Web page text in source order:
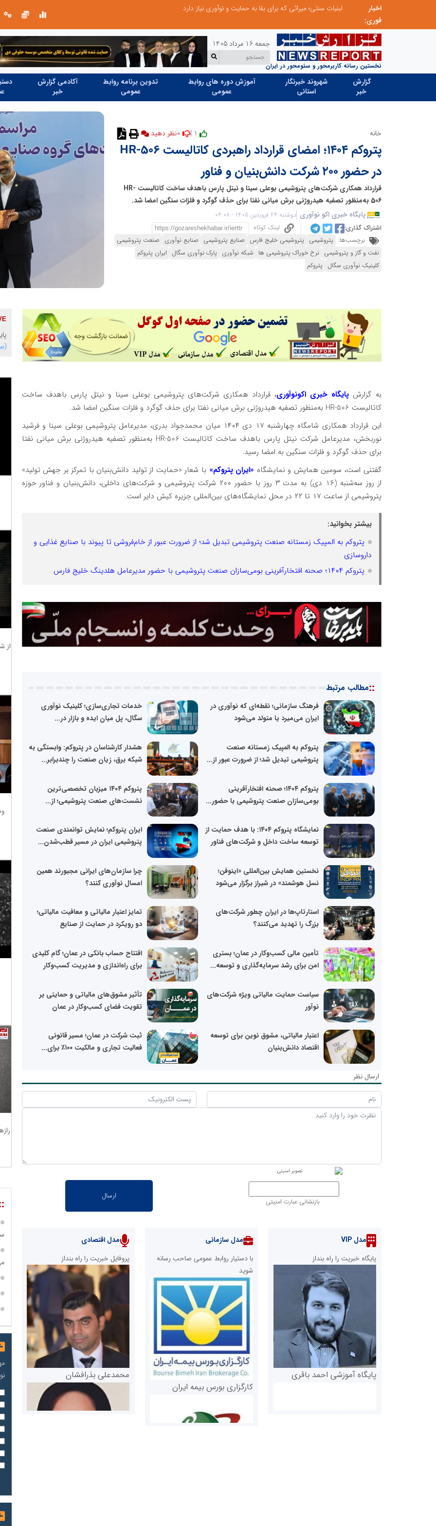
اخبار
فوری:
لبنیات سنتی؛ میراثی که برای بقا به حمایت و نوآوری نیاز دارد
نخستین رسانه کاربرمحور و سئومحور در ایران
جمعه 16 مرداد 1405
گزارش
خبر
شهروند خبرنگار
استانی
آموزش دوره های روابط
عمومی
تدوین برنامه روابط
عمومی
آکادمی گزارش
خبر
خانه نظر دهید
پتروکم ۱۴۰۴؛ امضای قرارداد راهبردی کاتالیست HR-506
در حضور ۲۰۰ شرکت دانش‌بنیان و فناور
قرارداد همکاری شرکت‌های پتروشیمی بوعلی سینا و نیتل پارس باهدف ساخت کاتالیست HR-
506 به‌منظور تصفیه هیدروژنی برش میانی نفتا برای حذف گوگرد و فلزات سنگین امضا شد.
پایگاه خبری اکو نوآوری دوشنبه 24 فروردین 1405 - 04:08
اشتراک گذاری:
لینک کوتاه
برچسب‌ها: پتروشیمی پتروشیمی خلیج فارس صنایع پتروشیمی صنایع نوآوری صنعت پتروشیمی
نفت و گاز و پتروشیمی نرخ خوراک پتروشیمی ها شبکه نوآوری پارک نوآوری سگال ایران پتروکم
کلینیک نوآوری سگال پتروکم
به گزارش پایگاه خبری اکونوآوری، قرارداد همکاری شرکت‌های پتروشیمی بوعلی سینا و نیتل پارس باهدف ساخت
کاتالیست HR-506 به‌منظور تصفیه هیدروژنی برش میانی نفتا برای حذف گوگرد و فلزات سنگین امضا شد.
این قرارداد همکاری شامگاه چهارشنبه ۱۷ دی ۱۴۰۴ میان محمدجواد بدری، مدیرعامل پتروشیمی بوعلی سینا و فرشید
نوربخش، مدیرعامل شرکت نیتل پارس باهدف ساخت کاتالیست HR-506 به‌منظور تصفیه هیدروژنی برش میانی نفتا
برای حذف گوگرد و فلزات سنگین به امضا رسید.
گفتنی است، سومین همایش و نمایشگاه «ایران پتروکم» با شعار «حمایت از تولید دانش‌بنیان با تمرکز بر جهش تولید»
از روز سه‌شنبه (۱۶ دی) به مدت ۳ روز با حضور ۲۰۰ شرکت پتروشیمی و شرکت‌های داخلی، دانش‌بنیان و فناور حوزه
پتروشیمی از ساعت ۱۷ تا ۲۲ در محل نمایشگاه‌های بین‌المللی جزیره کیش دایر است.
بیشتر بخوانید:
پتروکم به المپیک زمستانه صنعت پتروشیمی تبدیل شد؛ از ضرورت عبور از خام‌فروشی تا پیوند با صنایع غذایی و
داروسازی
پتروکم ۱۴۰۴؛ صحنه افتخارآفرینی بومی‌سازان صنعت پتروشیمی با حضور مدیرعامل هلدینگ خلیج فارس
::مطالب مرتبط
فرهنگ سازمانی؛ نقطه‌ای که نوآوری در
ایران می‌میرد یا متولد می‌شود
خدمات تجاری‌سازی؛ کلینیک نوآوری
سگال، پل میان ایده و بازار در...
پتروکم به المپیک زمستانه صنعت
پتروشیمی تبدیل شد؛ از ضرورت عبور از...
هشدار کارشناسان در پتروکم: وابستگی به
شبکه برق، زیان صنعت را چندبرابر...
پتروکم ۱۴۰۴؛ صحنه افتخارآفرینی
بومی‌سازان صنعت پتروشیمی با حضور...
پتروکم ۱۴۰۴ میزبان تخصصی‌ترین
نشست‌های صنعت پتروشیمی؛ از...
نمایشگاه پتروکم ۱۴۰۴: با هدف حمایت از
توسعه ساخت داخل و شرکت‌های فناور
ایران پتروکم؛ نمایش توانمندی صنعت
پتروشیمی ایران در مسیر قطب‌شدن...
نخستین همایش بین‌المللی «اینوفن؛
نسل هوشمند» در شیراز برگزار می‌شود
چرا سازمان‌های ایرانی مجبورند همین
امسال نوآوری کنند؟
استارتاپ‌ها در ایران چطور شرکت‌های
بزرگ را تهدید می‌کنند؟
تمایز اعتبار مالیاتی و معافیت مالیاتی؛
دو رویکرد در حمایت از صنایع
تأمین مالی کسب‌وکار در عمان؛ بستری
امن برای رشد سرمایه‌گذاری و توسعه...
افتتاح حساب بانکی در عمان؛ گام کلیدی
برای راه‌اندازی و مدیریت کسب‌وکار
سیاست حمایت مالیاتی ویژه شرکت‌های
نوآور
تأثیر مشوق‌های مالیاتی و حمایتی بر
تقویت فضای کسب‌وکار در عمان
اعتبار مالیاتی، مشوق نوین برای توسعه
اقتصاد دانش‌بنیان
ثبت شرکت در عمان؛ مسیر قانونی
فعالیت تجاری و مالکیت ۱۰۰٪ برای...
ارسال نظر
بازنشانی عبارت امنیتی
مدل VIP
پایگاه خبریت را راه بنداز
پایگاه آموزشی احمد باقری
مدل سازمانی
با دستیار روابط عمومی صاحب رسانه
شوید
کارگزاری بورس بیمه ایران
مدل اقتصادی
پروفایل خبریت را راه بنداز
محمدعلی بذرافشان
از